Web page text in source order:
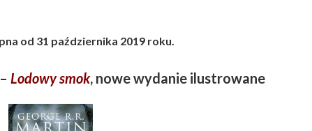
od 31 października 2019 roku.
Lodowy smok, nowe wydanie ilustrowane